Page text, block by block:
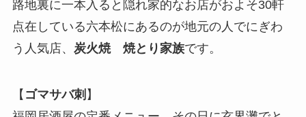
路地裏に一本入ると隠れ家的なお店がおよそ30軒
点在している六本松にあるのが地元の人でにぎわ
う人気店、 炭火焼 焼とり家族です。
【 ゴマサバ刺 】